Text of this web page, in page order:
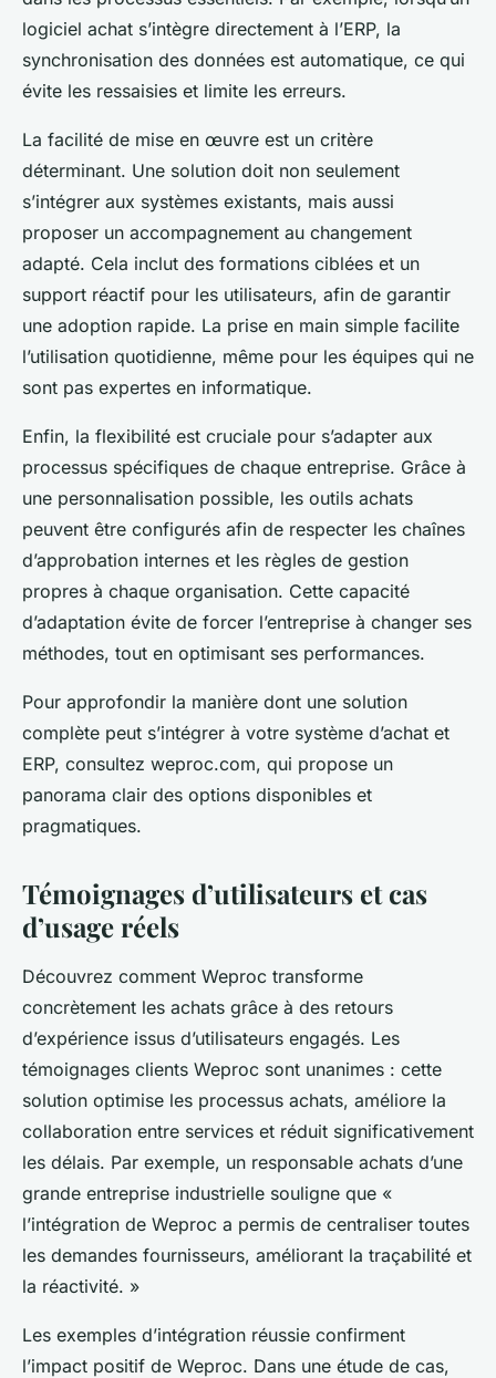
logiciel achat s’intègre directement à l’ERP, la
synchronisation des données est automatique, ce qui
évite les ressaisies et limite les erreurs.
La facilité de mise en œuvre est un critère
déterminant. Une solution doit non seulement
s’intégrer aux systèmes existants, mais aussi
proposer un accompagnement au changement
adapté. Cela inclut des formations ciblées et un
support réactif pour les utilisateurs, afin de garantir
une adoption rapide. La prise en main simple facilite
l’utilisation quotidienne, même pour les équipes qui ne
sont pas expertes en informatique.
Enfin, la flexibilité est cruciale pour s’adapter aux
processus spécifiques de chaque entreprise. Grâce à
une personnalisation possible, les outils achats
peuvent être configurés afin de respecter les chaînes
d’approbation internes et les règles de gestion
propres à chaque organisation. Cette capacité
d’adaptation évite de forcer l’entreprise à changer ses
méthodes, tout en optimisant ses performances.
Pour approfondir la manière dont une solution
complète peut s’intégrer à votre système d’achat et
ERP, consultez weproc.com, qui propose un
panorama clair des options disponibles et
pragmatiques.
Témoignages d’utilisateurs et cas
d’usage réels
Découvrez comment Weproc transforme
concrètement les achats grâce à des retours
d’expérience issus d’utilisateurs engagés. Les
témoignages clients Weproc sont unanimes : cette
solution optimise les processus achats, améliore la
collaboration entre services et réduit significativement
les délais. Par exemple, un responsable achats d’une
grande entreprise industrielle souligne que «
l’intégration de Weproc a permis de centraliser toutes
les demandes fournisseurs, améliorant la traçabilité et
la réactivité. »
Les exemples d’intégration réussie confirment
l’impact positif de Weproc. Dans une étude de cas,